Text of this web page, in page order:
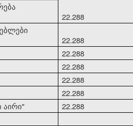
22.288
22.288
22.288
22.288
22.288
22.288
აირი" 22.288